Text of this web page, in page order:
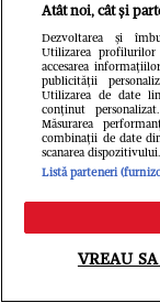
O mai știți
Meniu
Atât noi, cât și
Dezvoltarea și
Utilizarea profilurilor
accesarea
publicității
Utilizarea de date
conținut
Măsurarea
combinații de date
scanarea dispozitivului.
Listă parteneri
VREAU